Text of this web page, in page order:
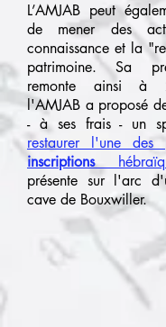
L’AMJAB peut
de mener des
connaissance et la
patrimoine. Sa
remonte ainsi à
l'AMJAB a proposé
- à ses frais - un
restaurer l'une des
inscriptions
présente sur l'arc
cave de Bouxwiller.